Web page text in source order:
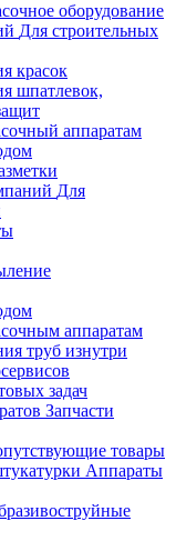
оборудование
Для строительных
красок
шпатлевок,
аппаратам
Для
аппаратам
труб изнутри
задач
Запчасти
товары
Аппараты